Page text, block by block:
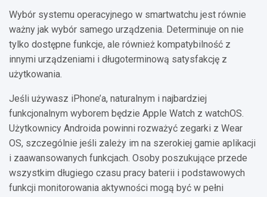
Wybór systemu operacyjnego w smartwatchu jest równie
ważny jak wybór samego urządzenia. Determinuje on nie
tylko dostępne funkcje, ale również kompatybilność z
innymi urządzeniami i długoterminową satysfakcję z
użytkowania.
Jeśli używasz iPhone’a, naturalnym i najbardziej
funkcjonalnym wyborem będzie Apple Watch z watchOS.
Użytkownicy Androida powinni rozważyć zegarki z Wear
OS, szczególnie jeśli zależy im na szerokiej gamie aplikacji
i zaawansowanych funkcjach. Osoby poszukujące przede
wszystkim długiego czasu pracy baterii i podstawowych
funkcji monitorowania aktywności mogą być w pełni